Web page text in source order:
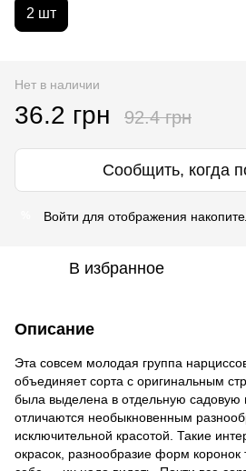
2 шт
Нет в наличии
36.2 грн 92.4 грн
Сообщить, когда
Войти для отображения
В избранное
Описание
Эта совсем молодая группа
объединяет сорта с оригинальным
была выделена в отдельную садовую
отличаются необыкновенным
исключительной красотой. Такие
окрасок, разнообразие форм коронок